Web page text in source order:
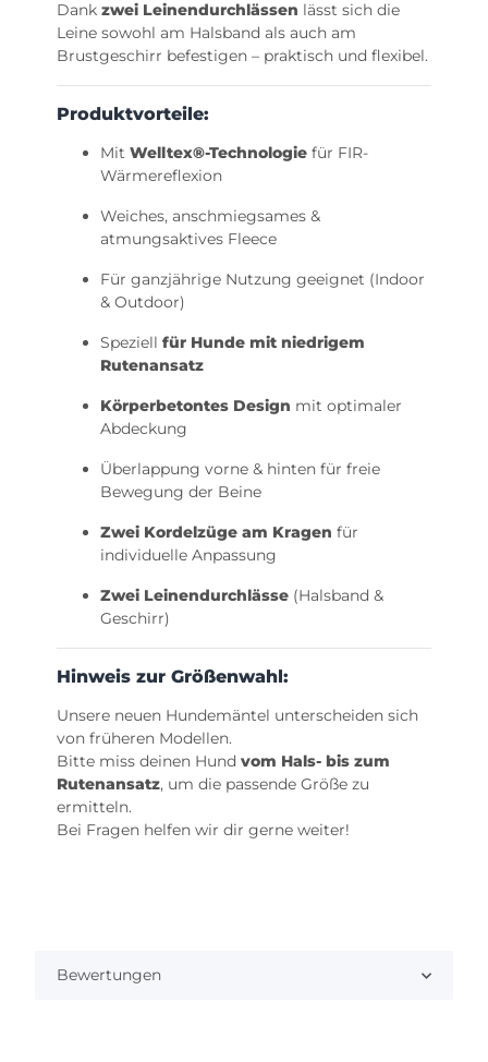
Dank zwei Leinendurchlässen lässt sich die
Leine sowohl am Halsband als auch am
Brustgeschirr befestigen – praktisch und flexibel.
Produktvorteile:
Mit Welltex®-Technologie für FIR-
Wärmereflexion
Weiches, anschmiegsames &
atmungsaktives Fleece
Für ganzjährige Nutzung geeignet (Indoor
& Outdoor)
Speziell für Hunde mit niedrigem
Rutenansatz
Körperbetontes Design mit optimaler
Abdeckung
Überlappung vorne & hinten für freie
Bewegung der Beine
Zwei Kordelzüge am Kragen für
individuelle Anpassung
Zwei Leinendurchlässe (Halsband &
Geschirr)
Hinweis zur Größenwahl:
Unsere neuen Hundemäntel unterscheiden sich
von früheren Modellen.
Bitte miss deinen Hund vom Hals- bis zum
Rutenansatz, um die passende Größe zu
ermitteln.
Bei Fragen helfen wir dir gerne weiter!
Bewertungen